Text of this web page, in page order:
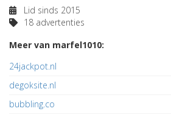
Lid sinds 2015
18 advertenties
Meer van marfel1010:
24jackpot.nl
degoksite.nl
bubbling.co